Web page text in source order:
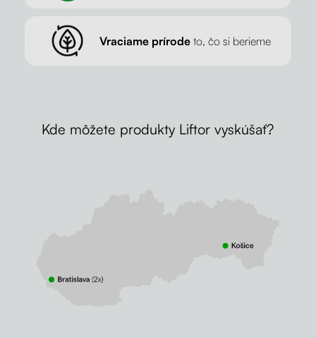
Vraciame prírodeto, čo si berieme
Kde môžete produkty Liftor vyskúšať?